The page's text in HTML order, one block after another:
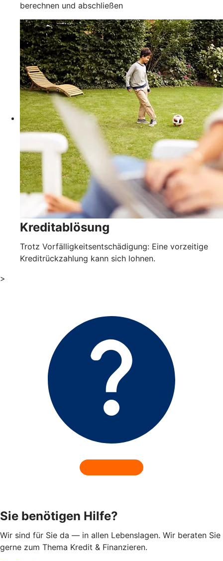
berechnen und abschließen
Kreditablösung
Trotz Vorfälligkeitsentschädigung: Eine vorzeitige
Kreditrückzahlung kann sich lohnen.
>
Sie benötigen Hilfe?
Wir sind für Sie da — in allen Lebenslagen. Wir beraten Sie
gerne zum Thema Kredit & Finanzieren.